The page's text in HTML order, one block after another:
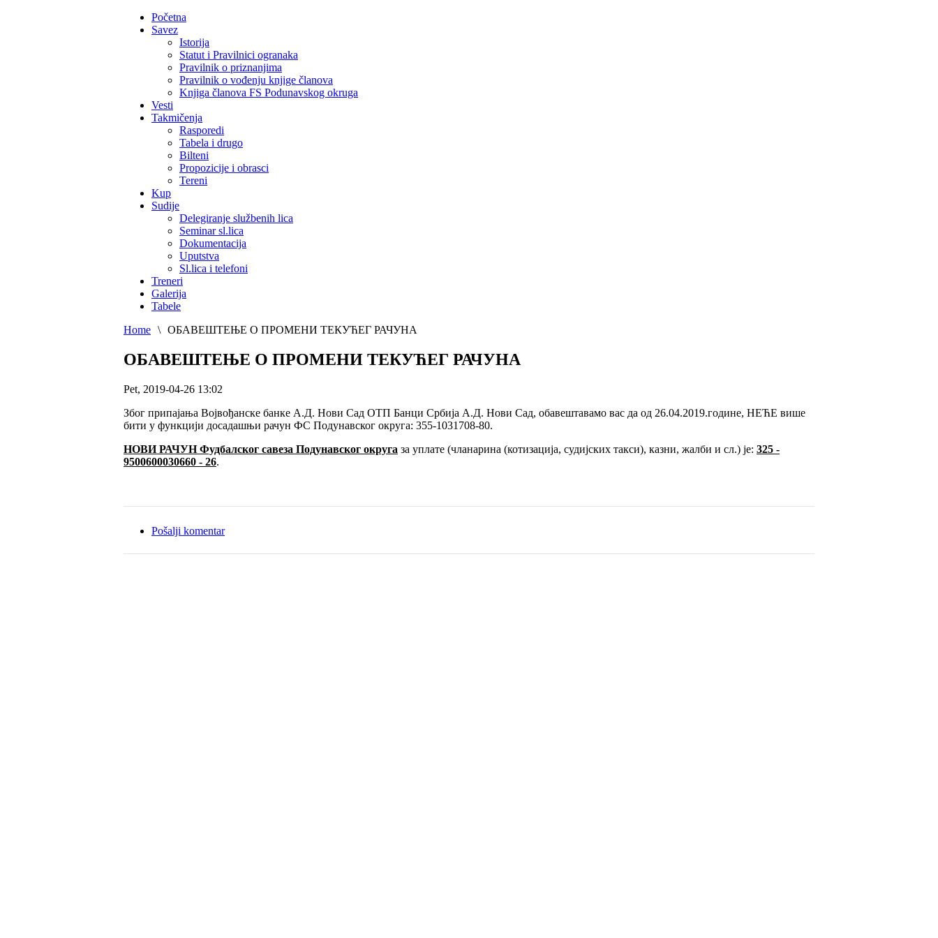
Početna
Savez
Istorija
Statut i Pravilnici ogranaka
Pravilnik o priznanjima
Pravilnik o vođenju knjige članova
Knjiga članova FS Podunavskog okruga
Vesti
Takmičenja
Rasporedi
Tabela i drugo
Bilteni
Propozicije i obrasci
Tereni
Kup
Sudije
Delegiranje službenih lica
Seminar sl.lica
Dokumentacija
Uputstva
Sl.lica i telefoni
Treneri
Galerija
Tabele
Home \ ОБАВЕШТЕЊЕ О ПРОМЕНИ ТЕКУЋЕГ РАЧУНА
ОБАВЕШТЕЊЕ О ПРОМЕНИ ТЕКУЋЕГ РАЧУНА
Pet, 2019-04-26 13:02
Због припајања Војвођанске банке А.Д. Нови Сад ОТП Банци Србија А.Д. Нови Сад, обавештавамо вас да од 26.04.2019.године, НЕЋЕ више
бити у функцији досадашњи рачун ФС Подунавског округа: 355-1031708-80.
НОВИ РАЧУН Фудбалског савеза Подунавског округа за уплате (чланарина (котизација, судијских такси), казни, жалби и сл.) је: 325 -
9500600030660 - 26.
Pošalji komentar